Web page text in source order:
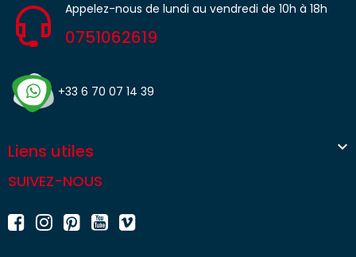
Appelez-nous de lundi au vendredi de 10h à 18h
0751062619
+33 6 70 07 14 39
Liens utiles 
SUIVEZ-NOUS